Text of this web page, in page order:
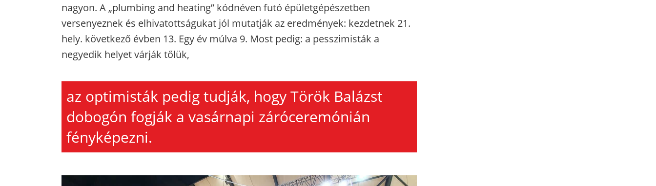
nagyon. A „plumbing and heating” kódnéven futó épületgépészetben
versenyeznek és elhivatottságukat jól mutatják az eredmények: kezdetnek 21.
hely. következő évben 13. Egy év múlva 9. Most pedig: a pesszimisták a
negyedik helyet várják tőlük,
az optimisták pedig tudják, hogy Török Balázst
dobogón fogják a vasárnapi záróceremónián
fényképezni.